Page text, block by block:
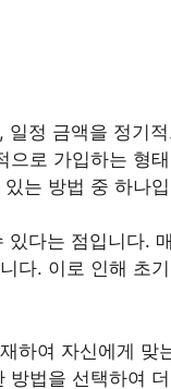
정 금액을 정기
으로 가입하는 형
는 방법 중 하나
있다는 점입니다.
다. 이로 인해 초
하여 자신에게 맞
법을 선택하여